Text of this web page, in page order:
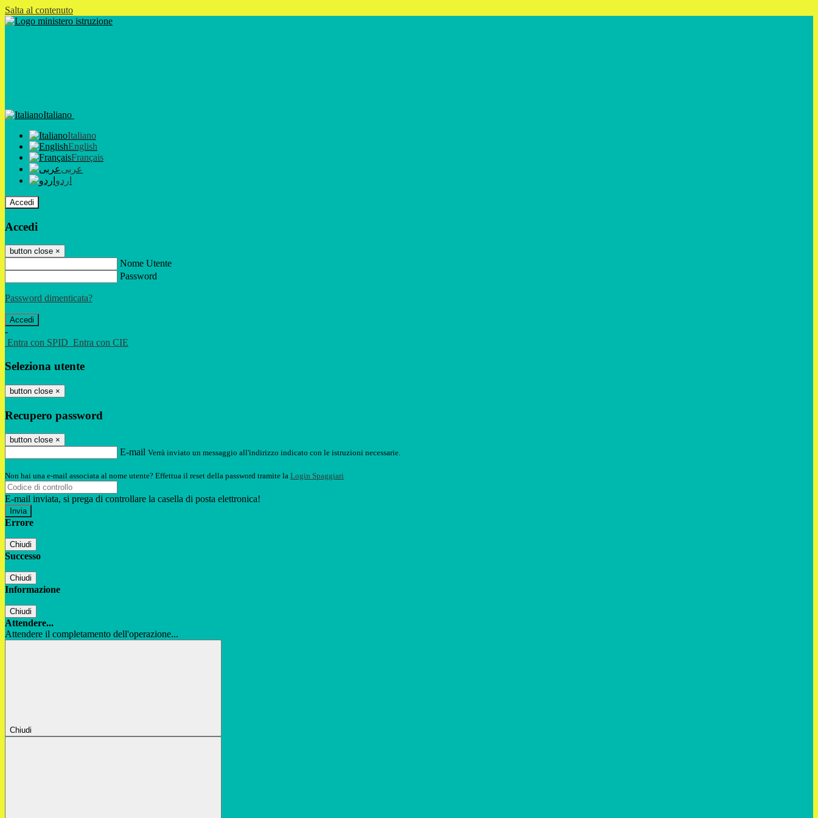
Salta al contenuto
Italiano
Italiano
English
Français
عربى
اردو
Accedi
Accedi
button close ×
Nome Utente
Password
Password dimenticata?
-
Entra con SPID Entra con CIE
Seleziona utente
button close ×
Recupero password
button close ×
E-mail Verrà inviato un messaggio all'indirizzo indicato con le istruzioni necessarie.
Non hai una e-mail associata al nome utente? Effettua il reset della password tramite la Login Spaggiari
E-mail inviata, si prega di controllare la casella di posta elettronica!
Errore
Chiudi
Successo
Chiudi
Informazione
Chiudi
Attendere...
Attendere il completamento dell'operazione...
Chiudi